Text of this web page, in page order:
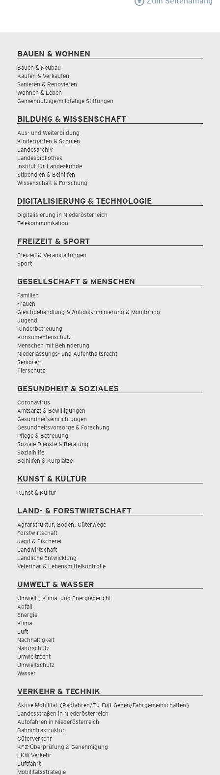
BAUEN & WOHNEN
Bauen & Neubau
Kaufen & Verkaufen
Sanieren & Renovieren
Wohnen & Leben
Gemeinnützige/mildtätige Stiftungen
BILDUNG & WISSENSCHAFT
Aus- und Weiterbildung
Kindergärten & Schulen
Landesarchiv
Landesbibliothek
Institut für Landeskunde
Stipendien & Beihilfen
Wissenschaft & Forschung
DIGITALISIERUNG & TECHNOLOGIE
Digitalisierung in Niederösterreich
Telekommunikation
FREIZEIT & SPORT
Freizeit & Veranstaltungen
Sport
GESELLSCHAFT & MENSCHEN
Familien
Frauen
Gleichbehandlung & Antidiskriminierung & Monitoring
Jugend
Kinderbetreuung
Konsumentenschutz
Menschen mit Behinderung
Niederlassungs- und Aufenthaltsrecht
Senioren
Tierschutz
GESUNDHEIT & SOZIALES
Coronavirus
Amtsarzt & Bewilligungen
Gesundheitseinrichtungen
Gesundheitsvorsorge & Forschung
Pflege & Betreuung
Soziale Dienste & Beratung
Sozialhilfe
Beihilfen & Kurplätze
KUNST & KULTUR
Kunst & Kultur
LAND- & FORSTWIRTSCHAFT
Agrarstruktur, Boden, Güterwege
Forstwirtschaft
Jagd & Fischerei
Landwirtschaft
Ländliche Entwicklung
Veterinär & Lebensmittelkontrolle
UMWELT & WASSER
Umwelt-, Klima- und Energiebericht
Abfall
Energie
Klima
Luft
Nachhaltigkeit
Naturschutz
Umweltrecht
Umweltschutz
Wasser
VERKEHR & TECHNIK
Aktive Mobilität (Radfahren/Zu-Fuß-Gehen/Fahrgemeinschaften)
Landesstraßen in Niederösterreich
Autofahren in Niederösterreich
Bahninfrastruktur
Güterverkehr
KFZ-Überprüfung & Genehmigung
LKW Verkehr
Luftfahrt
Mobilitätsstrategie